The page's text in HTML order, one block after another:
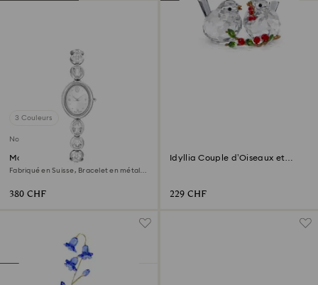
3 Couleurs
Nouveau
Montre Imber oval
Fabriqué en Suisse, Bracelet en métal,
380 CHF
Idyllia Couple d’Oiseaux et
229 CHF